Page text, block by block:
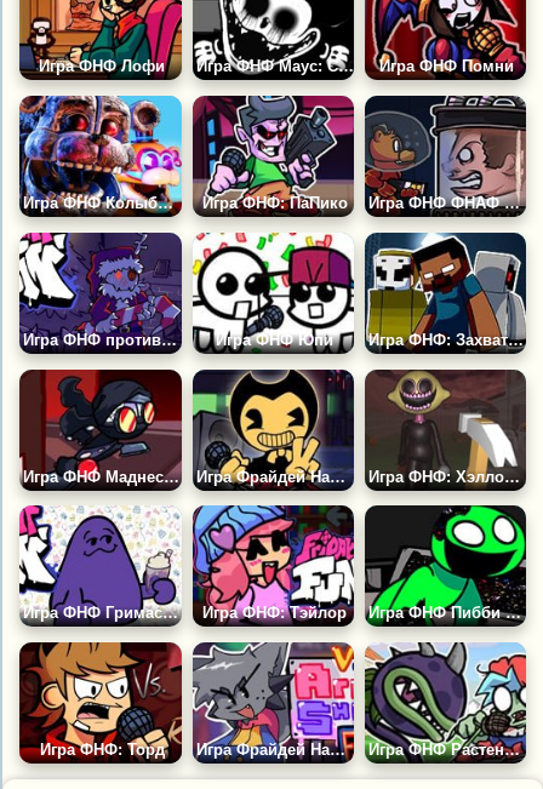
Игра ФНФ Лофи Игра ФНФ Маус: Суицидальная Мышь 2 Игра ФНФ Помни
Игра ФНФ Колыбельная Гипно: ФНАФ Микс Игра ФНФ: ПаПико Игра ФНФ ФНАФ 57: Фредди в Космосе
Игра ФНФ против Крампуса: Подарки в Опасности Игра ФНФ Юпи Игра ФНФ: Захват Майнкрафт
Игра ФНФ Маднесс Комбат: Бешеная Стая Игра Фрайдей Найт Фанкин: Бенди Игра ФНФ: Хэллоуин
Игра ФНФ Гримас Шейк Игра ФНФ: Тэйлор Игра ФНФ Пибби Бан Бан
Игра ФНФ: Торд Игра Фрайдей Найт Фанкин: Капи Игра ФНФ Растения против Зомби: Зубастик